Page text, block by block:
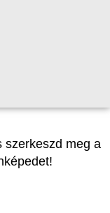
szerkeszd meg a